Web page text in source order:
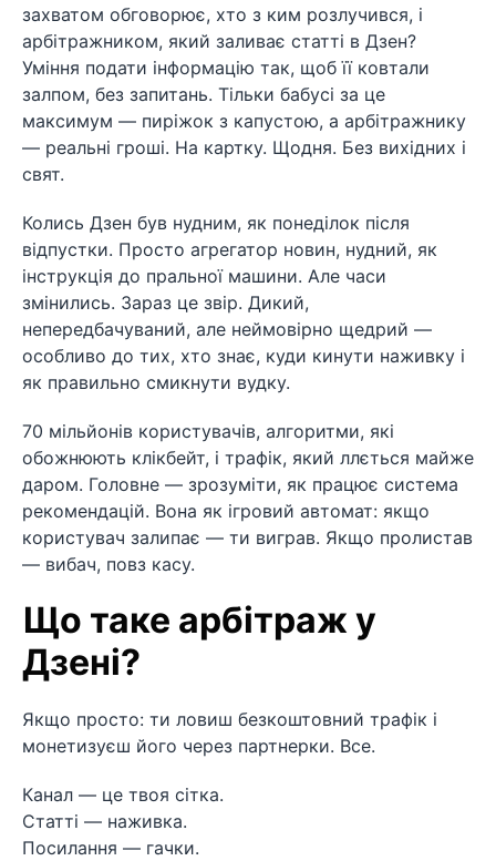
захватом обговорює, хто з ким розлучився, і
арбітражником, який заливає статті в Дзен?
Уміння подати інформацію так, щоб її ковтали
залпом, без запитань. Тільки бабусі за це
максимум — пиріжок з капустою, а арбітражнику
— реальні гроші. На картку. Щодня. Без вихідних і
свят.
Колись Дзен був нудним, як понеділок після
відпустки. Просто агрегатор новин, нудний, як
інструкція до пральної машини. Але часи
змінились. Зараз це звір. Дикий,
непередбачуваний, але неймовірно щедрий —
особливо до тих, хто знає, куди кинути наживку і
як правильно смикнути вудку.
70 мільйонів користувачів, алгоритми, які
обожнюють клікбейт, і трафік, який ллється майже
даром. Головне — зрозуміти, як працює система
рекомендацій. Вона як ігровий автомат: якщо
користувач залипає — ти виграв. Якщо пролистав
— вибач, повз касу.
Що таке арбітраж у
Дзені?
Якщо просто: ти ловиш безкоштовний трафік і
монетизуєш його через партнерки. Все.
Канал — це твоя сітка.
Статті — наживка.
Посилання — гачки.